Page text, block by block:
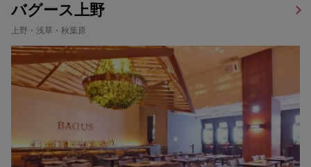
バグース上野
上野・浅草・秋葉原